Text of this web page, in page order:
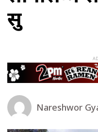
सुरु
Nareshwor